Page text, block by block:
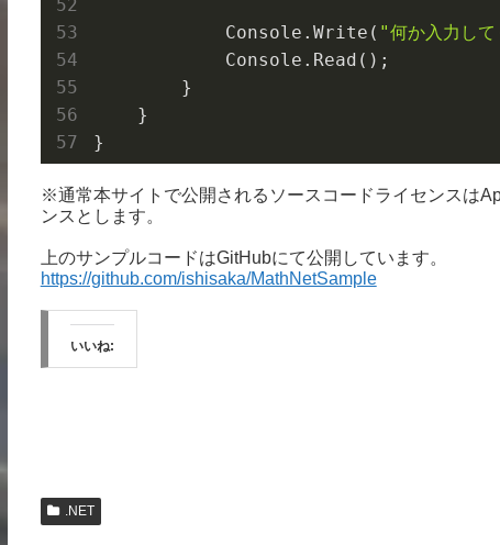
            Console.
Write( "何か入力し
            Console.
Read() ;
        }
    }
※通常本サイトで公開されるソースコードライセンスは
ンスとします。
上のサンプルコードはGitHubにて公開しています。
https://github.com/ishisaka/MathNetSample
いいね:
.NET